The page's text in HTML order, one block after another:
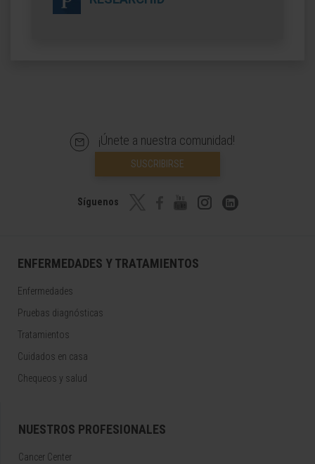
¡Únete a nuestra comunidad!
SUSCRIBIRSE
Síguenos
ENFERMEDADES Y TRATAMIENTOS
Enfermedades
Pruebas diagnósticas
Tratamientos
Cuidados en casa
Chequeos y salud
NUESTROS PROFESIONALES
Cancer Center